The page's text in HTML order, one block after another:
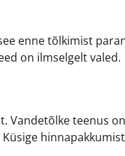
enne tõlkimist
on ilmselgelt valed.
Vandetõlke teenus